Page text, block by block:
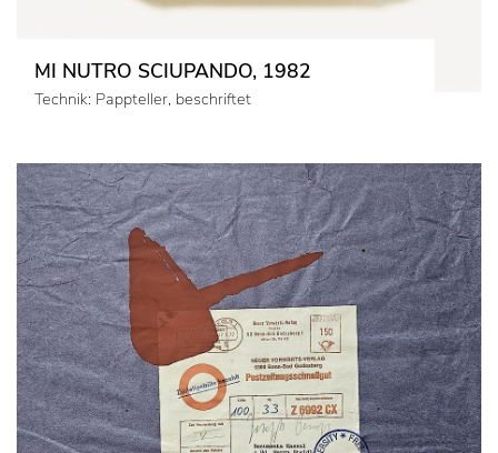
MI NUTRO SCIUPANDO, 1982
Technik: Pappteller, beschriftet